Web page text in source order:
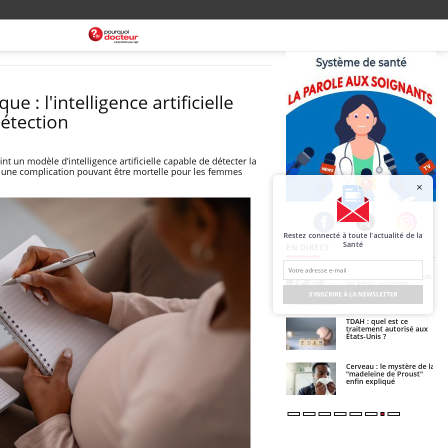
: l'intelligence artificielle
un modèle d’intelligence artificielle capable de détecter la
complication pouvant être mortelle pour les femmes
Facebook Twitter Instagram
Le smartphone nuit-il à
l'apprentissage de la
lecture ?
Mordue par une tique en
vacances, elle reste dans
le coma pendant 42 jours
Mordue par un
barracuda, une petite fille
secourue grâce à un
réflexe essentiel
quelle est l’origine de la
contamination ?
Allergies alimentaires :
une nouvelle arme contre
les réactions sévères
les kinés pourront
bientôt faire
TDAH : quel est ce
traitement autorisé aux
États-Unis ?
Cerveau : le mystère de la
"madeleine de Proust"
enfin expliqué
Restez connecté à toute l’actualité de la
Santé
S'INSCRIRE À LA NEWSLETTER